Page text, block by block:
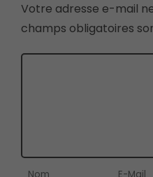
Votre adresse e-mail
champs obligatoires